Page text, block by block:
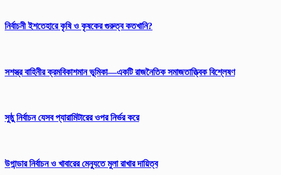
নির্বাচনী ইশতেহারে কৃষি ও কৃষকের গুরুত্ব কতখানি?
সশস্ত্র বাহিনীর ক্রমবিকাশমান ভূমিকা—একটি রাজনৈতিক সমাজতাত্ত্বিক বিশ্লেষণ
সুষ্ঠু নির্বাচন যেসব প্যারামিটারের ওপর নির্ভর করে
উগান্ডার নির্বাচন ও খাবারের মেন্যুতে মুলা রাখার দায়িত্ব